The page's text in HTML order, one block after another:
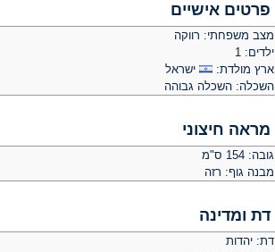
פרטים אישיים
מצב משפחתי: רווקה
ילדים: 1
ארץ מולדת:
ישראל
השכלה: השכלה גבוהה
מראה חיצוני
גובה: 154 ס"מ
מבנה גוף: רזה
דת ומדינה
דת: יהדות